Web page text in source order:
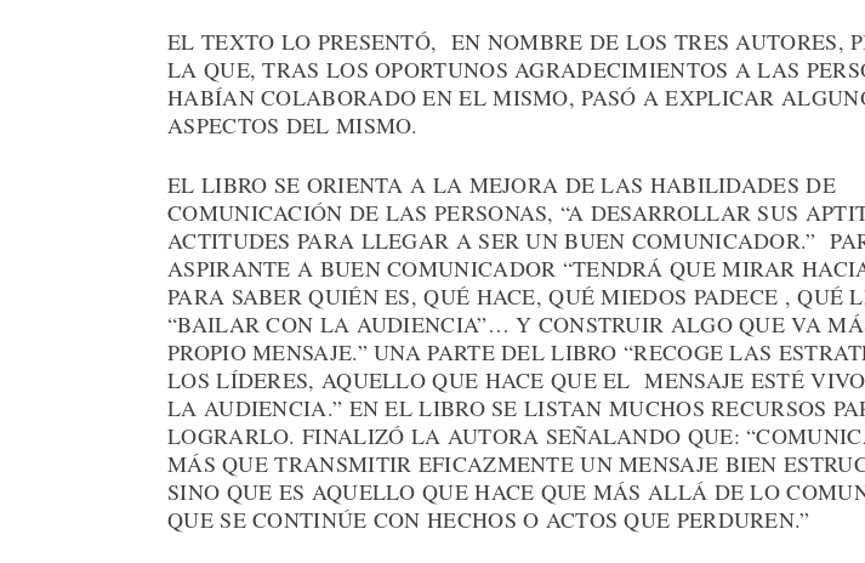
EL TEXTO LO PRESENTÓ, EN NOMBRE DE LOS TRES AUTORES,
LA QUE, TRAS LOS OPORTUNOS AGRADECIMIENTOS A LAS
HABÍAN COLABORADO EN EL MISMO, PASÓ A EXPLICAR
ASPECTOS DEL MISMO.
EL LIBRO SE ORIENTA A LA MEJORA DE LAS HABILIDADES DE
COMUNICACIÓN DE LAS PERSONAS, “A DESARROLLAR SUS
ACTITUDES PARA LLEGAR A SER UN BUEN COMUNICADOR.”
ASPIRANTE A BUEN COMUNICADOR “TENDRÁ QUE MIRAR
PARA SABER QUIÉN ES, QUÉ HACE, QUÉ MIEDOS PADECE , QUÉ
“BAILAR CON LA AUDIENCIA”… Y CONSTRUIR ALGO QUE VA
PROPIO MENSAJE.” UNA PARTE DEL LIBRO “RECOGE LAS
LOS LÍDERES, AQUELLO QUE HACE QUE EL MENSAJE ESTÉ
LA AUDIENCIA.” EN EL LIBRO SE LISTAN MUCHOS RECURSOS
LOGRARLO. FINALIZÓ LA AUTORA SEÑALANDO QUE:
MÁS QUE TRANSMITIR EFICAZMENTE UN MENSAJE BIEN
SINO QUE ES AQUELLO QUE HACE QUE MÁS ALLÁ DE LO
QUE SE CONTINÚE CON HECHOS O ACTOS QUE PERDUREN.”